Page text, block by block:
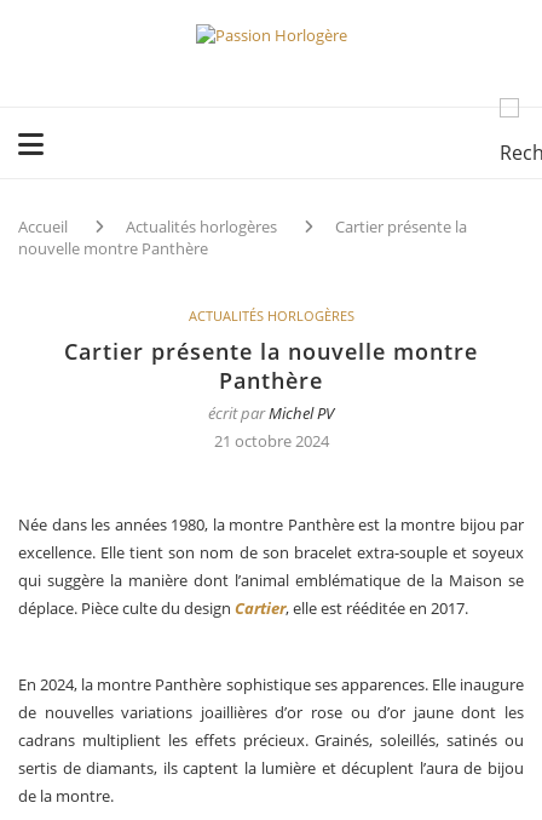
Accueil Actualités horlogères
Cartier présente la
nouvelle montre Panthère
ACTUALITÉS HORLOGÈRES
Cartier présente la nouvelle montre
Panthère
écrit parMichel PV
21 octobre 2024
Née dans les années 1980, la montre Panthère est la montre bijou par
excellence. Elle tient son nom de son bracelet extra-souple et soyeux
qui suggère la manière dont l’animal emblématique de la Maison se
déplace. Pièce culte du design Cartier, elle est rééditée en 2017.
En 2024, la montre Panthère sophistique ses apparences. Elle inaugure
de nouvelles variations joaillières d’or rose ou d’or jaune dont les
cadrans multiplient les effets précieux. Grainés, soleillés, satinés ou
sertis de diamants, ils captent la lumière et décuplent l’aura de bijou
de la montre.